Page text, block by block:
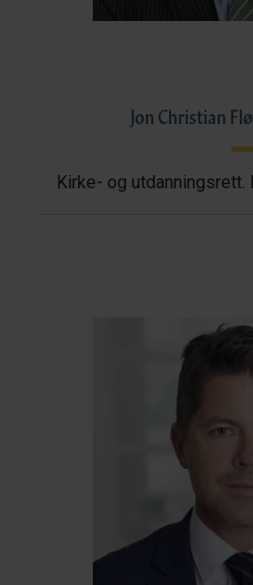
Jon Christian
Kirke- og